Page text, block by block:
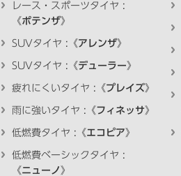
レース・スポーツタイヤ :
《ポテンザ》
SUVタイヤ :《アレンザ》
SUVタイヤ :《デューラー》
疲れにくいタイヤ :《プレイズ》
雨に強いタイヤ :《フィネッサ》
低燃費タイヤ :《エコピア》
低燃費ベーシックタイヤ :
《ニューノ 》